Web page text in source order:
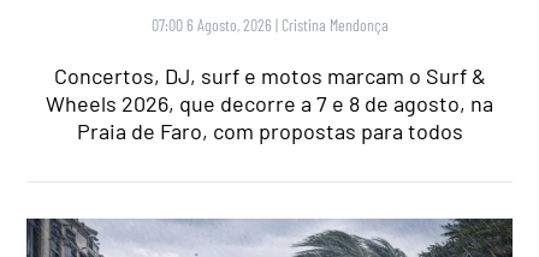
07:00 6 Agosto, 2026 | Cristina Mendonça
Concertos, DJ, surf e motos marcam o Surf &
Wheels 2026, que decorre a 7 e 8 de agosto, na
Praia de Faro, com propostas para todos